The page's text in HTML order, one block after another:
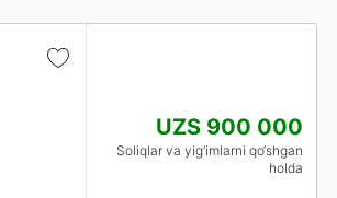
UZS 900 000
Soliqlar va yig‘imlarni qo‘shgan
holda